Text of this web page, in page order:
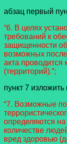
абзац первый
“6. В целях
требований к
защищенности
возможных
акта проводится
(территорий).”;
пункт 7
“7. Возможные
определяются на
количестве
вред здоровью